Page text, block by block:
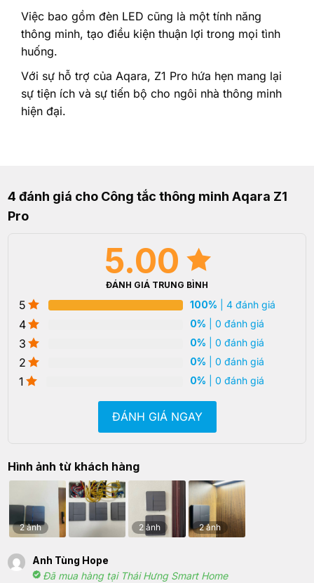
Việc bao gồm đèn LED cũng là một tính năng
thông minh, tạo điều kiện thuận lợi trong mọi tình
huống.
Với sự hỗ trợ của Aqara, Z1 Pro hứa hẹn mang lại
sự tiện ích và sự tiến bộ cho ngôi nhà thông minh
hiện đại.
4 đánh giá cho Công tắc thông minh Aqara Z1
Pro
5.00
ĐÁNH GIÁ TRUNG BÌNH
5 100% | 4 đánh giá
4 0% | 0 đánh giá
3 0% | 0 đánh giá
2 0% | 0 đánh giá
1 0% | 0 đánh giá
ĐÁNH GIÁ NGAY
Hình ảnh từ khách hàng
2 ảnh 2 ảnh 2 ảnh
Anh Tùng Hope
Đã mua hàng tại Thái Hưng Smart Home